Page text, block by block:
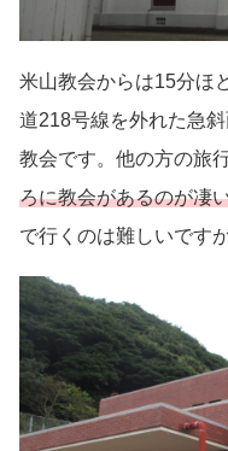
米山教会からは15分ほ
道218号線を外れた急
教会です。他の方の旅
ろに教会があるのが凄
で行くのは難しいです